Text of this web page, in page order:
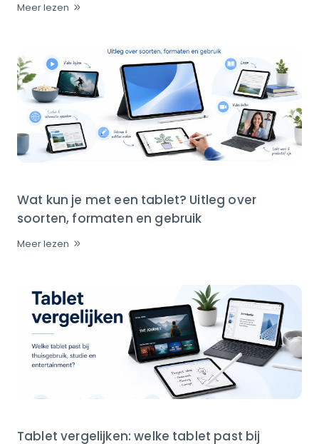
Meer lezen
Wat kun je met een tablet? Uitleg over
soorten, formaten en gebruik
Meer lezen
Tablet vergelijken: welke tablet past bij